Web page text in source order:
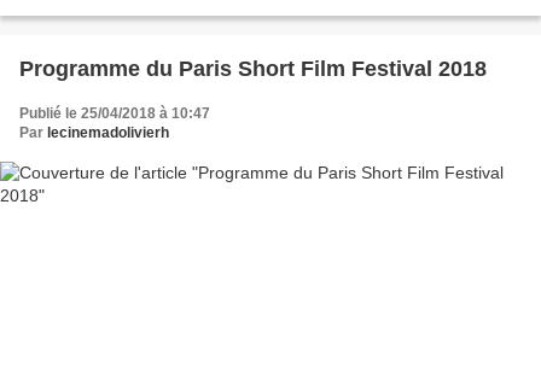
Programme du Paris Short Film Festival 2018
Publié le 25/04/2018 à 10:47
Par lecinemadolivierh